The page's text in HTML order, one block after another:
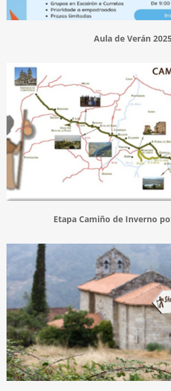
Aula de Verán
Etapa Camiño de Inverno